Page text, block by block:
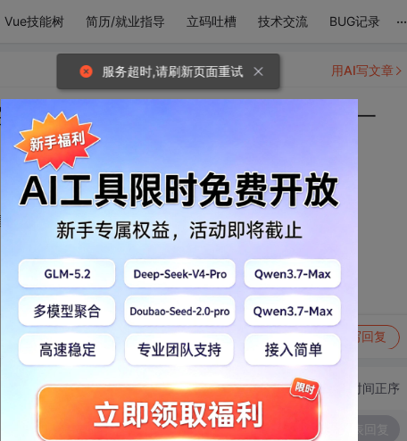
Vue技能树 简历/就业指导 立码吐槽 技术交流 BUG记录 ...
灯初上的傍晚看星星眨眼，是和你一
眨眼，是和你一起，余生如何荒度我都觉浪漫。
转发到动态 举报 写回复
用AI写文章
切换为时间正序
服务超时,请刷新页面重试